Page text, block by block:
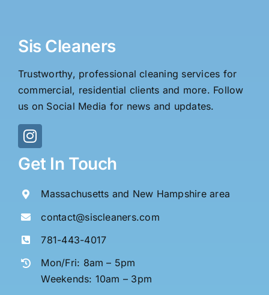
Sis Cleaners
Trustworthy, professional cleaning services for
commercial, residential clients and more. Follow
us on Social Media for news and updates.
Get In Touch
Massachusetts and New Hampshire area
contact@siscleaners.com
781-443-4017
Mon/Fri: 8am – 5pm
Weekends: 10am – 3pm